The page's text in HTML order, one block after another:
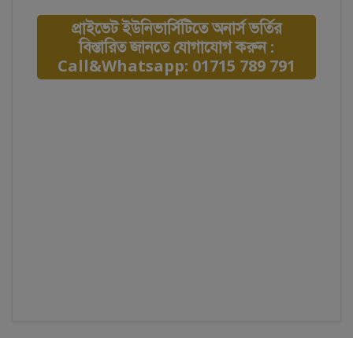
প্রাইভেট ইউনিভার্সিটিতে অনার্স ভর্তির
বিস্তারিত জানতে যোগাযোগ করুন :
Call&Whatsapp: 01715 789 791